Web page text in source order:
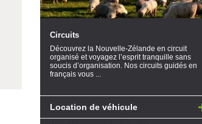
Circuits
Découvrez la Nouvelle-Zélande en circuit
organisé et voyagez l’esprit tranquille sans
soucis d’organisation. Nos circuits guidés en
français vous ...
Location de véhicule